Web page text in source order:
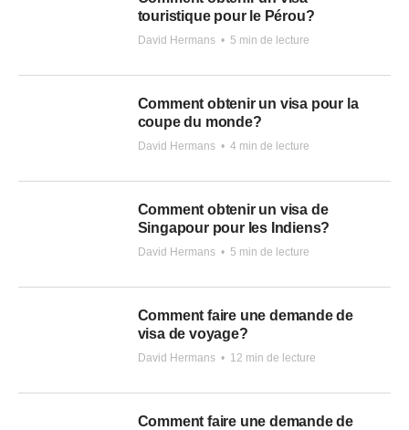
touristique pour le Pérou?
David Hermans • 5 min de lecture
Comment obtenir un visa pour la
coupe du monde?
David Hermans • 4 min de lecture
Comment obtenir un visa de
Singapour pour les Indiens?
David Hermans • 5 min de lecture
Comment faire une demande de
visa de voyage?
David Hermans • 12 min de lecture
Comment faire une demande de